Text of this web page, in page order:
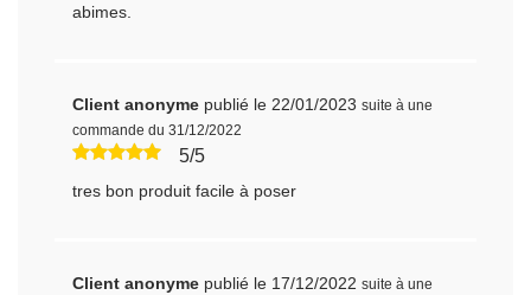
abimes.
Client anonyme publié le 22/01/2023 suite à une
commande du 31/12/2022
5/5
tres bon produit facile à poser
Client anonyme publié le 17/12/2022 suite à une